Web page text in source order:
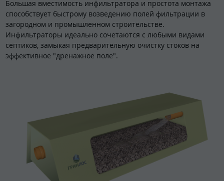
Большая вместимость инфильтратора и простота монтажа
способствует быстрому возведению полей фильтрации в
загородном и промышленном строительстве.
Инфильтраторы идеально сочетаются с любыми видами
септиков, замыкая предварительную очистку стоков на
эффективное "дренажное поле".